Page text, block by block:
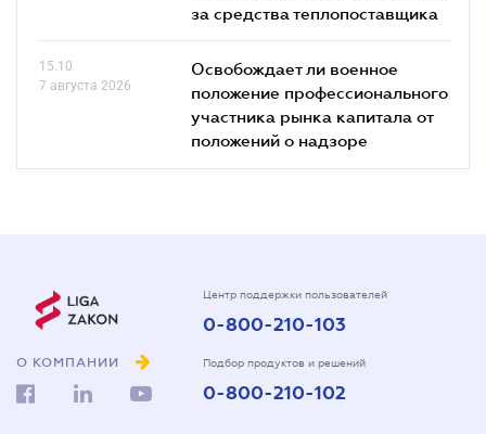
за средства теплопоставщика
15.10
7 августа 2026
Освобождает ли военное
положение профессионального
участника рынка капитала от
положений о надзоре
О КОМПАНИИ
Центр поддержки пользователей
0-800-210-103
Подбор продуктов и решений
0-800-210-102